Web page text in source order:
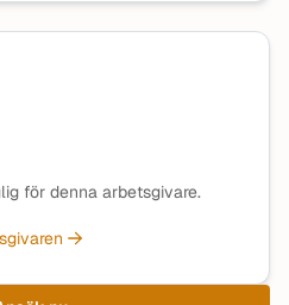
för denna arbetsgivare.